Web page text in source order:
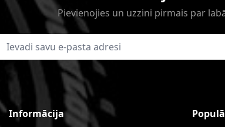
Pievienojies un uzzini pirmais par
E-pasta adrese
Informācija